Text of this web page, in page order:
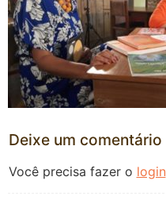
Deixe um comentário
Você precisa fazer o login